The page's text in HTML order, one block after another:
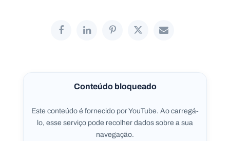
Conteúdo bloqueado
Este conteúdo é fornecido por YouTube. Ao carregá-
lo, esse serviço pode recolher dados sobre a sua
navegação.
Recursos
Notícias